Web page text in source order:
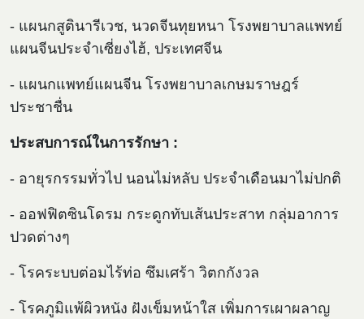
- แผนกสูตินารีเวช, นวดจีนทุยหนา โรงพยาบาลแพทย์
แผนจีนประจำเซี่ยงไฮ้, ประเทศจีน
- แผนกแพทย์แผนจีน โรงพยาบาลเกษมราษฎร์
ประชาชื่น
ประสบการณ์ในการรักษา :
- อายุรกรรมทั่วไป นอนไม่หลับ ประจำเดือนมาไม่ปกติ
- ออฟฟิตซินโดรม กระดูกทับเส้นประสาท กลุ่มอาการ
ปวดต่างๆ
- โรคระบบต่อมไร้ท่อ ซึมเศร้า วิตกกังวล
- โรคภูมิแพ้ผิวหนัง ฝังเข็มหน้าใส เพิ่มการเผาผลาญ